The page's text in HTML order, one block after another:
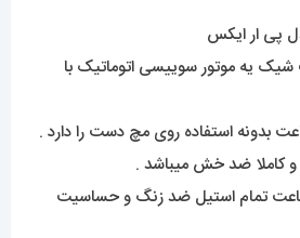
پی ار ایکس
یه موتور سوییسی اتوماتیک با
کاملا ضد خش میباشد .
تمام استیل ضد زنگ و حساسیت